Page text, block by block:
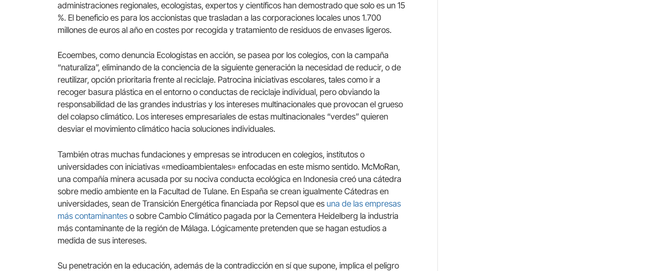
administraciones regionales, ecologistas, expertos y científicos han demostrado que solo es un 15
%. El beneficio es para los accionistas que trasladan a las corporaciones locales unos 1.700
millones de euros al año en costes por recogida y tratamiento de residuos de envases ligeros.
Ecoembes, como denuncia Ecologistas en acción, se pasea por los colegios, con la campaña
“naturaliza”, eliminando de la conciencia de la siguiente generación la necesidad de reducir, o de
reutilizar, opción prioritaria frente al reciclaje. Patrocina iniciativas escolares, tales como ir a
recoger basura plástica en el entorno o conductas de reciclaje individual, pero obviando la
responsabilidad de las grandes industrias y los intereses multinacionales que provocan el grueso
del colapso climático. Los intereses empresariales de estas multinacionales “verdes” quieren
desviar el movimiento climático hacia soluciones individuales.
También otras muchas fundaciones y empresas se introducen en colegios, institutos o
universidades con iniciativas «medioambientales» enfocadas en este mismo sentido. McMoRan,
una compañía minera acusada por su nociva conducta ecológica en Indonesia creó una cátedra
sobre medio ambiente en la Facultad de Tulane. En España se crean igualmente Cátedras en
universidades, sean de Transición Energética financiada por Repsol que es una de las empresas
más contaminantes o sobre Cambio Climático pagada por la Cementera Heidelberg la industria
más contaminante de la región de Málaga. Lógicamente pretenden que se hagan estudios a
medida de sus intereses.
Su penetración en la educación, además de la contradicción en sí que supone, implica el peligro